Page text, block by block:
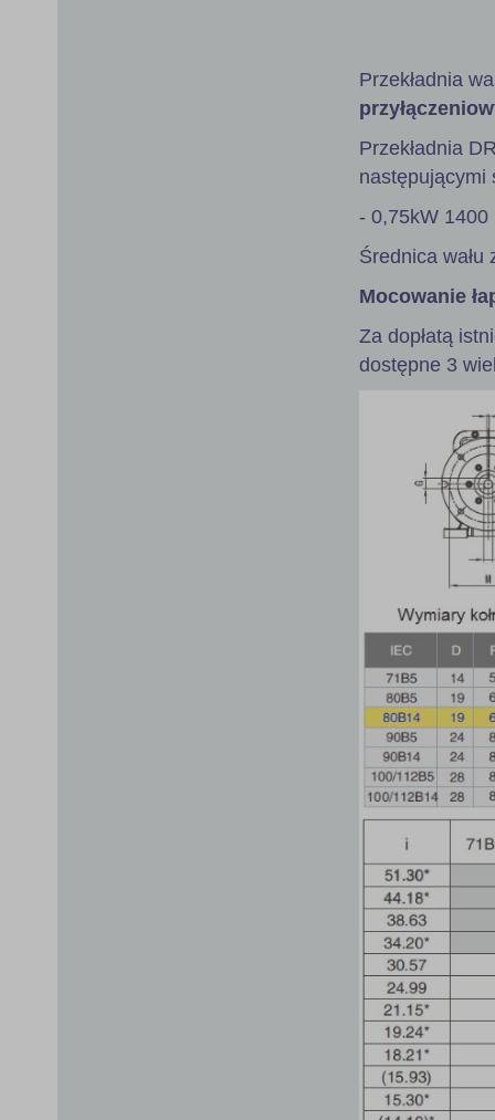
Przekładnia
Przekładnia
następującymi
- 0,75kW 1400
Średnica wału
Mocowanie
Za dopłatą
dostępne 3